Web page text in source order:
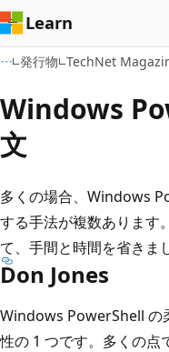
ッ
プ
Learn
発行物 TechNet
Windows
文
多くの場合、Windows
する手法が複数あります
て、手間と時間を省きま
Don Jones
Windows PowerShell の
性の 1 つです。多くの